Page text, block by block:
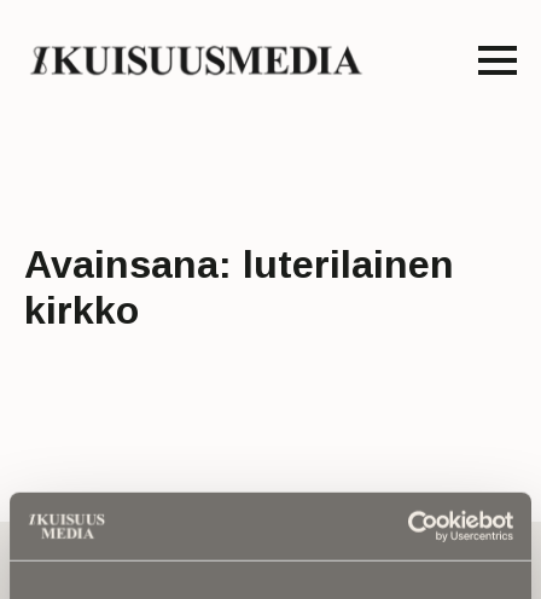
Avainsana: luterilainen
kirkko
Tilaa uutiskirje - Pääset heti parhaiden